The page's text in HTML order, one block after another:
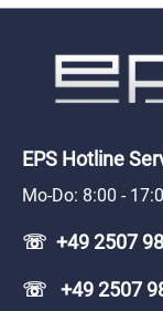
EPS Hotline
Mo-Do: 8:00 -
☏ +49 2507
☏ +49 2507